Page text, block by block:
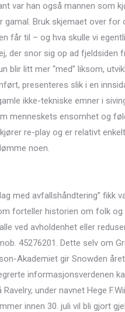
var han også mannen som
Bruk skjemaet over for
får til – og hva skulle vi
der snor sig op ad fjeldsiden
blir litt mer “med” liksom,
presenteres slik i en
ikke-tekniske emner i
menneskets ensomhet og
re-play og er relativt
noen.
med avfallshåndtering” fikk
forteller historien om folk og
ved avholdenhet eller
45276201. Dette selv om
Akademiet gir Snowden
informasjonsverdenen
under navnet Hege
innen 30. juli vil bli gjort